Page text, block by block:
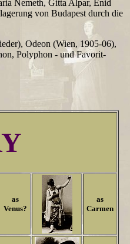
Nemeth, Gitta Alpar, Enid
von Budapest durch die
Odeon (Wien, 1905-06),
Polyphon - und Favorit-
as
Venus?
as
Carmen